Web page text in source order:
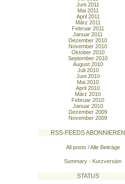
Juni 2011
Mai 2011
April 2011
März 2011
Februar 2011
Januar 2011
Dezember 2010
November 2010
Oktober 2010
September 2010
August 2010
Juli 2010
Juni 2010
Mai 2010
April 2010
März 2010
Februar 2010
Januar 2010
Dezember 2009
November 2009
RSS-FEEDS ABONNIEREN
All posts / Alle Beiträge
Summary - Kurzversion
STATUS